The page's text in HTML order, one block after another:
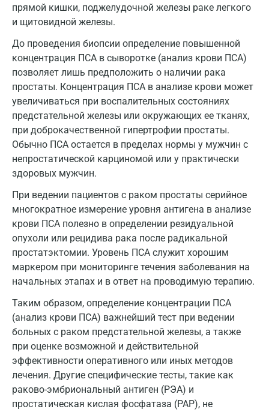
прямой кишки, поджелудочной железы раке легкого
и щитовидной железы.
До проведения биопсии определение повышенной
концентрация ПСА в сыворотке (анализ крови ПСА)
позволяет лишь предположить о наличии рака
простаты. Концентрация ПСА в анализе крови может
увеличиваться при воспалительных состояниях
предстательной железы или окружающих ее тканях,
при доброкачественной гипертрофии простаты.
Обычно ПСА остается в пределах нормы у мужчин с
непростатической карциномой или у практически
здоровых мужчин.
При ведении пациентов с раком простаты серийное
многократное измерение уровня антигена в анализе
крови ПСА полезно в определении резидуальной
опухоли или рецидива рака после радикальной
простатэктомии. Уровень ПСА служит хорошим
маркером при мониторинге течения заболевания на
начальных этапах и в ответ на проводимую терапию.
Таким образом, определение концентрации ПСА
(анализ крови ПСА) важнейший тест при ведении
больных с раком предстательной железы, а также
при оценке возможной и действительной
эффективности оперативного или иных методов
лечения. Другие специфические тесты, такие как
раково-эмбриональный антиген (РЭА) и
простатическая кислая фосфатаза (PAP), не
Лабинск
Липецк
Лобня
Люберцы
Майкоп
Мурино
Мурманск
Мытищи
Набережные Челны
Наро-Фоминск
Нижневартовск
Нижнекамск
Новокузнецк
Новороссийск
Новосибирск
Ногинск
Обнинск
Одинцово